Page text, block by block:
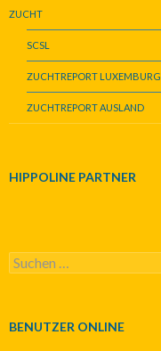
ZUCHT
SCSL
ZUCHTREPORT LUXEMBURG
ZUCHTREPORT AUSLAND
HIPPOLINE PARTNER
S
u
e
BENUTZER ONLINE